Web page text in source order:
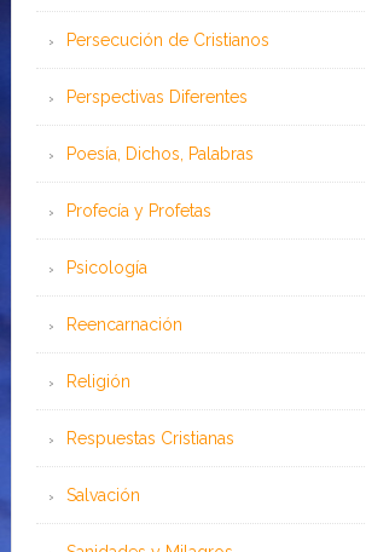
Persecución de Cristianos
Perspectivas Diferentes
Poesía, Dichos, Palabras
Profecía y Profetas
Psicología
Reencarnación
Religión
Respuestas Cristianas
Salvación